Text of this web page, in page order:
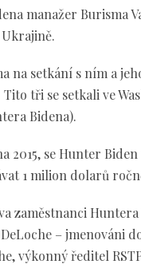
manažer Burisma
na setkání s ním a
tři se setkali ve
Bidena).
2015, se Hunter
1 milion dolarů
zaměstnanci Huntera
– jmenováni
výkonný ředitel